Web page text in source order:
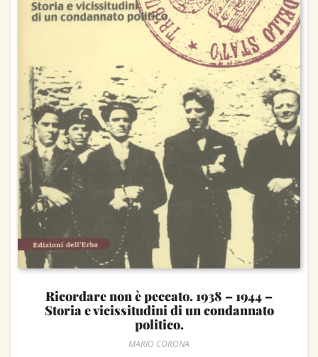
Ricordare non è peccato. 1938 – 1944 –
Storia e vicissitudini di un condannato
politico.
MARIO CORONA